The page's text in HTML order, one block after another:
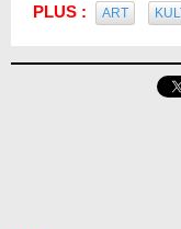
PLUS : ART